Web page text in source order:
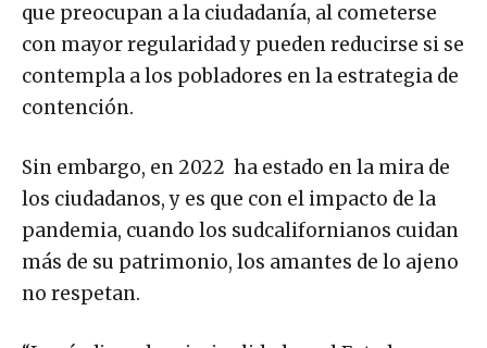
que preocupan a la ciudadanía, al cometerse
con mayor regularidad y pueden reducirse si se
contempla a los pobladores en la estrategia de
contención.
Sin embargo, en 2022 ha estado en la mira de
los ciudadanos, y es que con el impacto de la
pandemia, cuando los sudcalifornianos cuidan
más de su patrimonio, los amantes de lo ajeno
no respetan.